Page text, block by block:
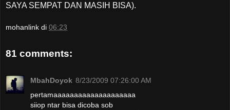
SAYA SEMPAT DAN MASIH BISA).
mohanlink di 06:23
81 comments:
MbahDoyok 8/23/2009 07:26:00 AM
pertamaaaaaaaaaaaaaaaaaaaa
siiop ntar bisa dicoba sob